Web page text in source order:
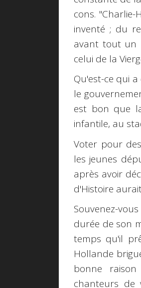
cons.
inventé ; du
avant tout un
celui de la
Qu'est-ce qui
le
est bon que
infantile, au
Voter pour
les jeunes
après avoir
d'Histoire
Souvenez-
durée de son
temps qu'il
Hollande
bonne
chanteurs de